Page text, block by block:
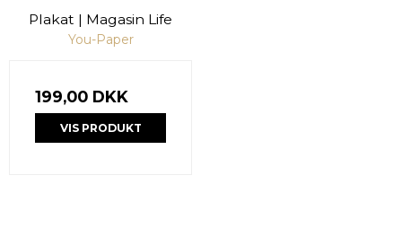
Plakat | Magasin Life
You-Paper
199,00 DKK
VIS PRODUKT